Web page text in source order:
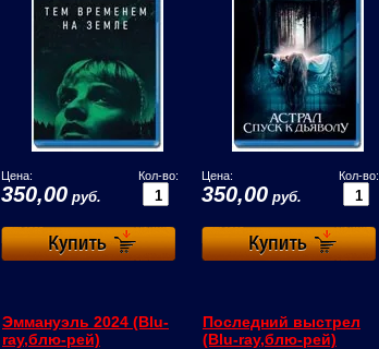
Цена:
350,00 руб.
Кол-во: Цена:
350,00 руб.
Кол-во:
Эммануэль 2024 (Blu-
ray,блю-рей)
Последний выстрел
(Blu-ray,блю-рей)